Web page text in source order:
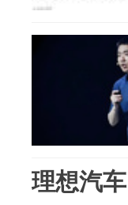
理想汽